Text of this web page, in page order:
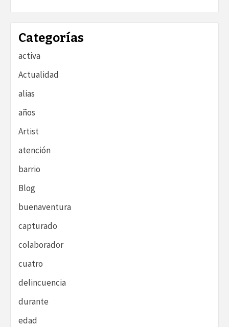
Categorías
activa
Actualidad
alias
años
Artist
atención
barrio
Blog
buenaventura
capturado
colaborador
cuatro
delincuencia
durante
edad